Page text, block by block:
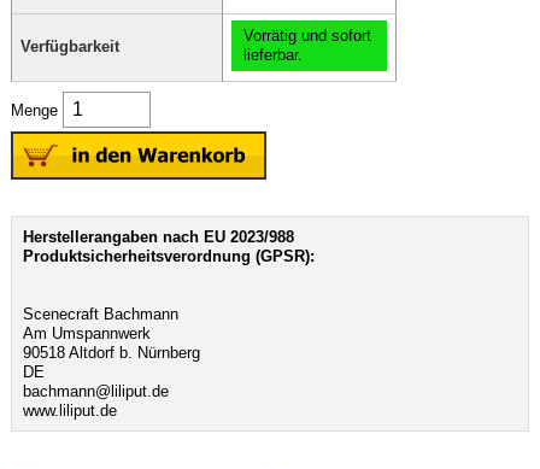
Verfügbarkeit
Vorrätig und sofort
lieferbar.
Menge
Herstellerangaben nach EU 2023/988
Produktsicherheitsverordnung (GPSR):
Scenecraft Bachmann
Am Umspannwerk
90518 Altdorf b. Nürnberg
DE
bachmann@liliput.de
www.liliput.de